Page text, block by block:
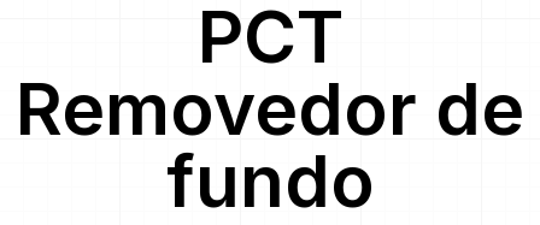
PCT
Removedor de
fundo